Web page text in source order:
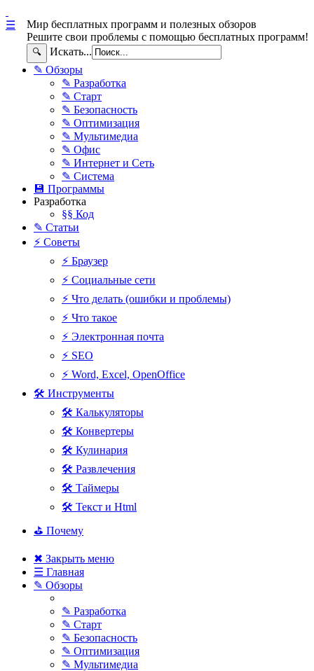
Мир бесплатных программ и полезных обзоров
Решите свои проблемы с помощью бесплатных программ!
🔍 Искать...
☰
✎ Обзоры
✎ Разработка
✎ Старт
✎ Безопасность
✎ Оптимизация
✎ Мультимедиа
✎ Офис
✎ Интернет и Сеть
✎ Система
💾 Программы
Разработка
§§ Код
✎ Статьи
⚡ Советы
⚡ Браузер
⚡ Социальные сети
⚡ Что делать (ошибки и проблемы)
⚡ Что такое
⚡ Электронная почта
⚡ SEO
⚡ Word, Excel, OpenOffice
🛠 Инструменты
🛠 Калькуляторы
🛠 Конвертеры
🛠 Кулинария
🛠 Развлечения
🛠 Таймеры
🛠 Текст и Html
⛳ Почему
✖ Закрыть меню
☰ Главная
✎ Обзоры
✎ Разработка
✎ Старт
✎ Безопасность
✎ Оптимизация
✎ Мультимедиа